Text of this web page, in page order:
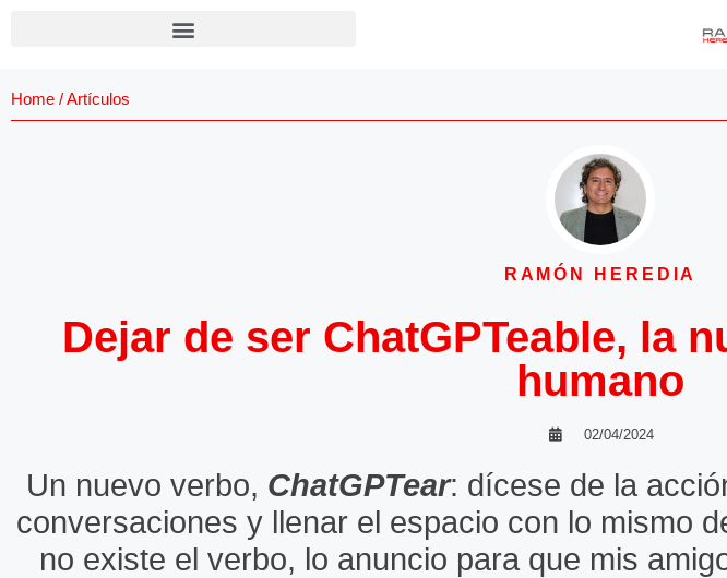
Home /Artículos
RAMÓN HEREDIA
Dejar de ser ChatGPTeable, la
humano
02/04/2024
Un nuevo verbo, ChatGPTear: dícese de la
conversaciones y llenar el espacio con lo mismo
no existe el verbo, lo anuncio para que mis